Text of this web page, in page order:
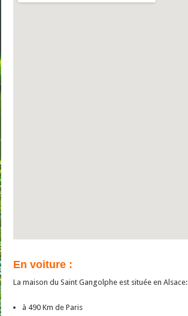
En voiture :
La maison du Saint Gangolphe est située en Alsace:
à 490 Km de Paris